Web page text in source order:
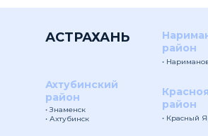
Ахтубинский
район
• Знаменск
• Ахтубинск
район
•
район
• Красный
АСТРАХАНЬ